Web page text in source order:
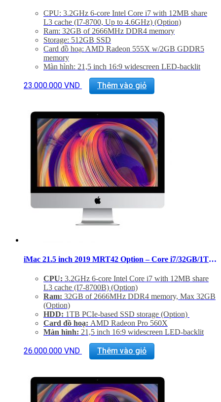
CPU: 3.2GHz 6-core Intel Core i7 with 12MB share
L3 cache (I7-8700, Up to 4.6GHz) (Option)
Ram: 32GB of 2666MHz DDR4 memory
Storage: 512GB SSD
Card đồ hoạ: AMD Radeon 555X w/2GB GDDR5
memory
Màn hình: 21,5 inch 16:9 widescreen LED-backlit
Kết nối: 4 USB 3.0, 2 Thunderbold 2.0, LAN
Mới 99%
Hổ trợ kỹ thuật và vệ sinh máy suốt đời.
23.000.000 VND Thêm vào giỏ
iMac 21.5 inch 2019 MRT42 Option – Core i7/32GB/1TB SSD/560X
CPU: 3.2GHz 6-core Intel Core i7 with 12MB share
L3 cache (I7-8700B) (Option)
Ram: 32GB of 2666MHz DDR4 memory, Max 32GB
(Option)
HDD: 1TB PCIe-based SSD storage (Option)
Card đồ hoạ: AMD Radeon Pro 560X
Màn hình: 21,5 inch 16:9 widescreen LED-backlit
Kết nối:1 SDXC SD Card, 4 USB 3.0, 2 Thunderbold
Bao test 1 tuần. Bảo hành 6 tháng.
Hổ trợ kỹ thuật và vệ sinh máy suốt đời.
26.000.000 VND Thêm vào giỏ